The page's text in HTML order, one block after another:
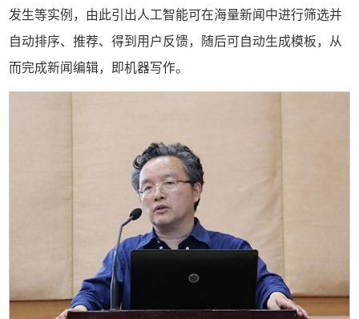
发生等实例，由此引出人工智能可在海量新闻中进行筛选并
自动排序、推荐、得到用户反馈，随后可自动生成模板，从
而完成新闻编辑，即机器写作。